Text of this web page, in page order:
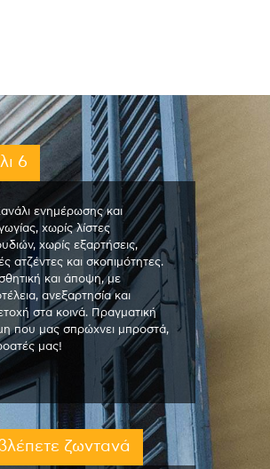
6
ενημέρωσης και
χωρίς λίστες
χωρίς εξαρτήσεις,
ατζέντες και σκοπιμότητες.
και άποψη, με
ανεξαρτησία και
στα κοινά. Πραγματική
που μας σπρώχνει μπροστά,
μας!
ζωντανά